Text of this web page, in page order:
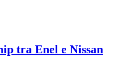
tra Enel e Nissan